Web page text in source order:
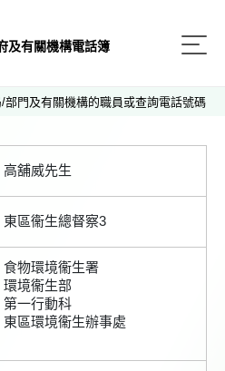
及有關機構電話簿
門及有關機構的職員或查詢電話號碼
高舖威先生
東區衞生總督察3
食物環境衞生署
環境衞生部
第一行動科
東區環境衞生辦事處